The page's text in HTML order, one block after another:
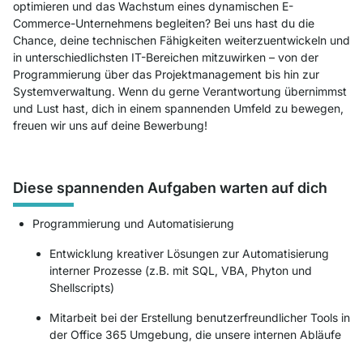
optimieren und das Wachstum eines dynamischen E-
Commerce-Unternehmens begleiten? Bei uns hast du die
Chance, deine technischen Fähigkeiten weiterzuentwickeln und
in unterschiedlichsten IT-Bereichen mitzuwirken – von der
Programmierung über das Projektmanagement bis hin zur
Systemverwaltung. Wenn du gerne Verantwortung übernimmst
und Lust hast, dich in einem spannenden Umfeld zu bewegen,
freuen wir uns auf deine Bewerbung!
Diese spannenden Aufgaben warten auf dich
Programmierung und Automatisierung
Entwicklung kreativer Lösungen zur Automatisierung
interner Prozesse (z.B. mit SQL, VBA, Phyton und
Shellscripts)
Mitarbeit bei der Erstellung benutzerfreundlicher Tools in
der Office 365 Umgebung, die unsere internen Abläufe